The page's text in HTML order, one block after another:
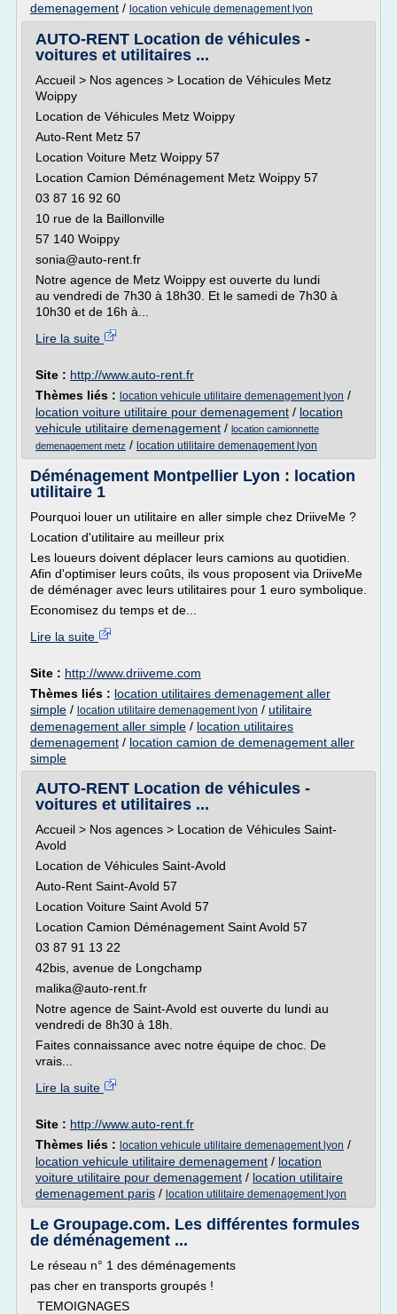
demenagement / location vehicule demenagement lyon
AUTO-RENT Location de véhicules -
voitures et utilitaires ...
Accueil > Nos agences > Location de Véhicules Metz
Woippy
Location de Véhicules Metz Woippy
Auto-Rent Metz 57
Location Voiture Metz Woippy 57
Location Camion Déménagement Metz Woippy 57
03 87 16 92 60
10 rue de la Baillonville
57 140 Woippy
sonia@auto-rent.fr
Notre agence de Metz Woippy est ouverte du lundi
au vendredi de 7h30 à 18h30. Et le samedi de 7h30 à
10h30 et de 16h à...
Lire la suite
Site : http://www.auto-rent.fr
Thèmes liés : location vehicule utilitaire demenagement lyon /
location voiture utilitaire pour demenagement / location
vehicule utilitaire demenagement / location camionnette
demenagement metz / location utilitaire demenagement lyon
Déménagement Montpellier Lyon : location
utilitaire 1
Pourquoi louer un utilitaire en aller simple chez DriiveMe ?
Location d'utilitaire au meilleur prix
Les loueurs doivent déplacer leurs camions au quotidien.
Afin d'optimiser leurs coûts, ils vous proposent via DriiveMe
de déménager avec leurs utilitaires pour 1 euro symbolique.
Economisez du temps et de...
Lire la suite
Site : http://www.driiveme.com
Thèmes liés : location utilitaires demenagement aller
simple / location utilitaire demenagement lyon / utilitaire
demenagement aller simple / location utilitaires
demenagement / location camion de demenagement aller
simple
AUTO-RENT Location de véhicules -
voitures et utilitaires ...
Accueil > Nos agences > Location de Véhicules Saint-
Avold
Location de Véhicules Saint-Avold
Auto-Rent Saint-Avold 57
Location Voiture Saint Avold 57
Location Camion Déménagement Saint Avold 57
03 87 91 13 22
42bis, avenue de Longchamp
malika@auto-rent.fr
Notre agence de Saint-Avold est ouverte du lundi au
vendredi de 8h30 à 18h.
Faites connaissance avec notre équipe de choc. De
vrais...
Lire la suite
Site : http://www.auto-rent.fr
Thèmes liés : location vehicule utilitaire demenagement lyon /
location vehicule utilitaire demenagement / location
voiture utilitaire pour demenagement / location utilitaire
demenagement paris / location utilitaire demenagement lyon
Le Groupage.com. Les différentes formules
de déménagement ...
Le réseau n° 1 des déménagements
pas cher en transports groupés !
TEMOIGNAGES